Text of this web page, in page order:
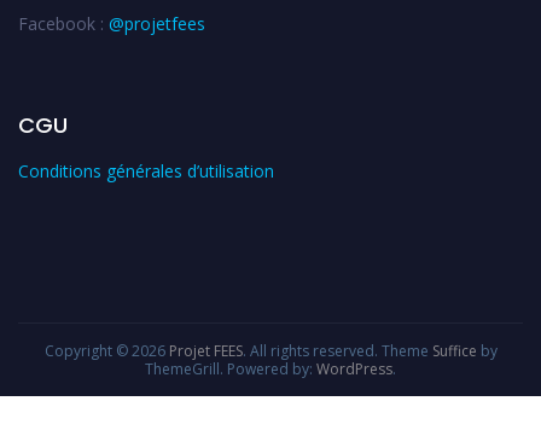
Facebook : @projetfees
CGU
Conditions générales d’utilisation
Copyright © 2026 Projet FEES. All rights reserved. Theme Suffice by
ThemeGrill. Powered by: WordPress.